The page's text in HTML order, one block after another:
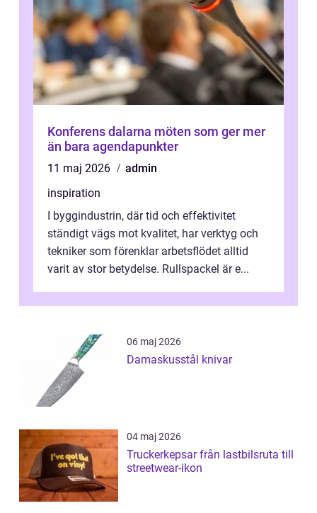
Konferens dalarna möten som ger mer
än bara agendapunkter
11 maj 2026
admin
inspiration
I byggindustrin, där tid och effektivitet
ständigt vägs mot kvalitet, har verktyg och
tekniker som förenklar arbetsflödet alltid
varit av stor betydelse. Rullspackel är e...
06 maj 2026
Damaskusstål knivar
04 maj 2026
Truckerkepsar från lastbilsruta till
streetwear-ikon